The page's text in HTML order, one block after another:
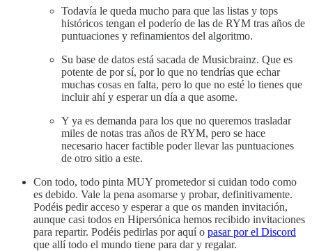
Todavía le queda mucho para que las listas y tops
históricos tengan el poderío de las de RYM tras años de
puntuaciones y refinamientos del algoritmo.
Su base de datos está sacada de Musicbrainz. Que es
potente de por sí, por lo que no tendrías que echar
muchas cosas en falta, pero lo que no esté lo tienes que
incluir ahí y esperar un día a que asome.
Y ya es demanda para los que no queremos trasladar
miles de notas tras años de RYM, pero se hace
necesario hacer factible poder llevar las puntuaciones
de otro sitio a este.
Con todo, todo pinta MUY prometedor si cuidan todo como
es debido. Vale la pena asomarse y probar, definitivamente.
Podéis pedir acceso y esperar a que os manden invitación,
aunque casi todos en Hipersónica hemos recibido invitaciones
para repartir. Podéis pedirlas por aquí o pasar por el Discord
que allí todo el mundo tiene para dar y regalar.